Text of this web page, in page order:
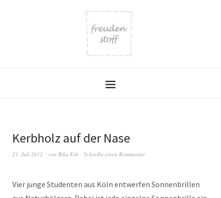
Kerbholz auf der Nase
21. Juli 2012 von Rika Erb Schreibe einen Kommentar
Vier junge Studenten aus Köln entwerfen Sonnenbrillen